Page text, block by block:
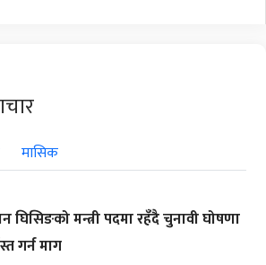
मासिक
घिसिङको मन्त्री पदमा रहँदै चुनावी घोषणा
गर्न माग